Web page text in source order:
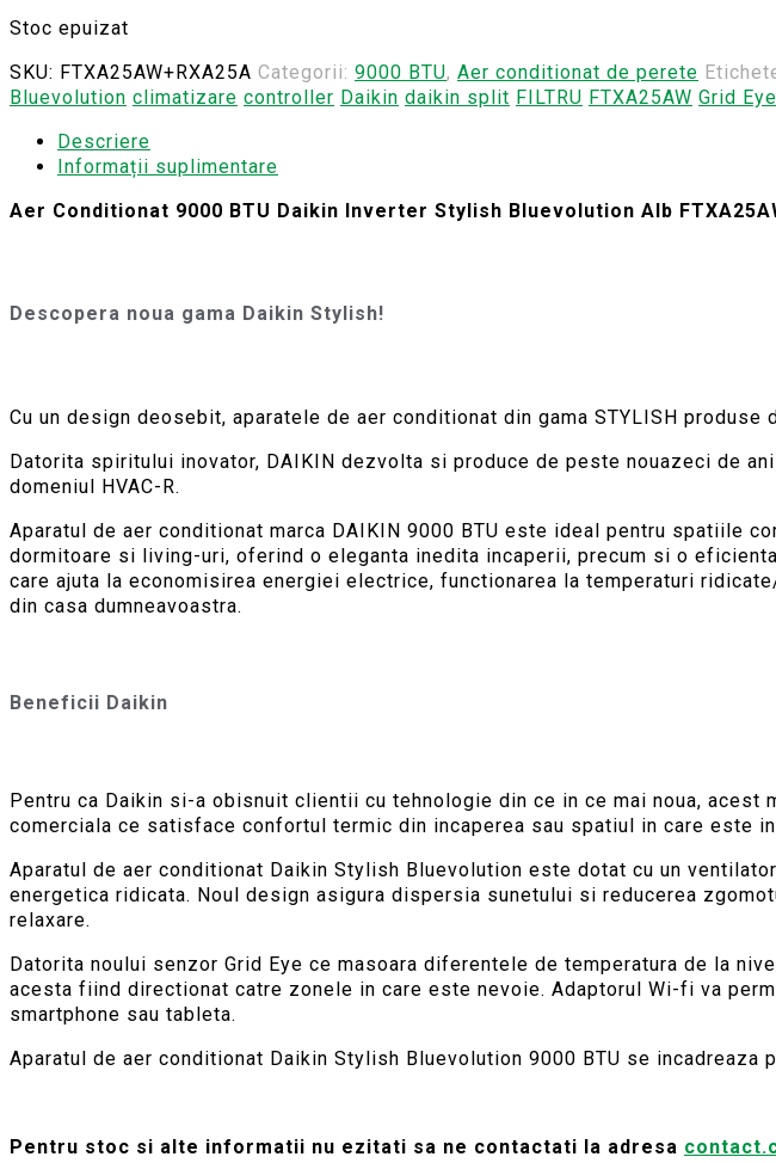
Stoc epuizat
SKU: FTXA25AW+RXA25A Categorii: 9000 BTU, Aer conditionat de perete
Bluevolution climatizare controller Daikin daikin split FILTRU FTXA25AW Grid Eye
Descriere
Informații suplimentare
Aer Conditionat 9000 BTU Daikin Inverter Stylish Bluevolution Alb
Descopera noua gama Daikin Stylish!
Cu un design deosebit, aparatele de aer conditionat din gama STYLISH
Datorita spiritului inovator, DAIKIN dezvolta si produce de peste nouazeci de
domeniul HVAC-R.
Aparatul de aer conditionat marca DAIKIN 9000 BTU este ideal pentru spatiile
dormitoare si living-uri, oferind o eleganta inedita incaperii, precum si o
care ajuta la economisirea energiei electrice, functionarea la temperaturi
din casa dumneavoastra.
Beneficii Daikin
Pentru ca Daikin si-a obisnuit clientii cu tehnologie din ce in ce mai noua,
comerciala ce satisface confortul termic din incaperea sau spatiul in care este
Aparatul de aer conditionat Daikin Stylish Bluevolution este dotat cu un
energetica ridicata. Noul design asigura dispersia sunetului si reducerea
relaxare.
Datorita noului senzor Grid Eye ce masoara diferentele de temperatura de la
acesta fiind directionat catre zonele in care este nevoie. Adaptorul Wi-fi va
smartphone sau tableta.
Aparatul de aer conditionat Daikin Stylish Bluevolution 9000 BTU se incadreaza
Pentru stoc si alte informatii nu ezitati sa ne contactati la adresa